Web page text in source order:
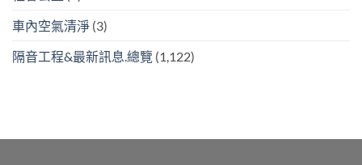
車內空氣清淨 (3)
隔音工程&最新訊息.總覽 (1,122)